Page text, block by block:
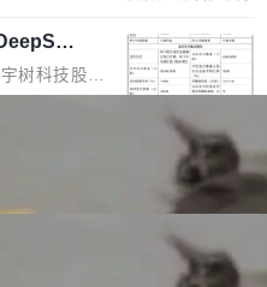
agent 包装
数 coding
的设
团队采纳，
辅助贡献最
句话：LLM
但不能用来
非作者本身
树科技股份
售结果，杭
略配售对
多次传递同